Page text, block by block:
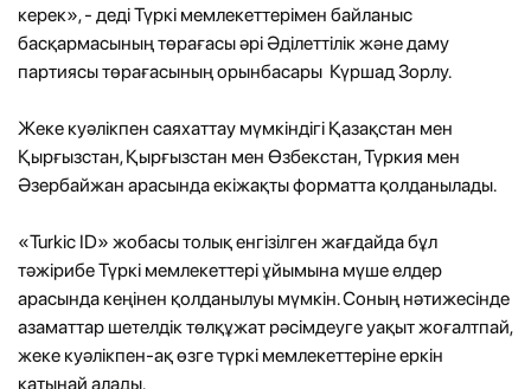
керек», - деді Түркі мемлекеттерімен байланыс
басқармасының төрағасы әрі Әділеттілік және даму
партиясы төрағасының орынбасары Күршад Зорлу.
Жеке куәлікпен саяхаттау мүмкіндігі Қазақстан мен
Қырғызстан, Қырғызстан мен Өзбекстан, Түркия мен
Әзербайжан арасында екіжақты форматта қолданылады.
«Turkic ID» жобасы толық енгізілген жағдайда бұл
тәжірибе Түркі мемлекеттері ұйымына мүше елдер
арасында кеңінен қолданылуы мүмкін. Соның нәтижесінде
азаматтар шетелдік төлқұжат рәсімдеуге уақыт жоғалтпай,
жеке куәлікпен-ақ өзге түркі мемлекеттеріне еркін
қатынай алады.